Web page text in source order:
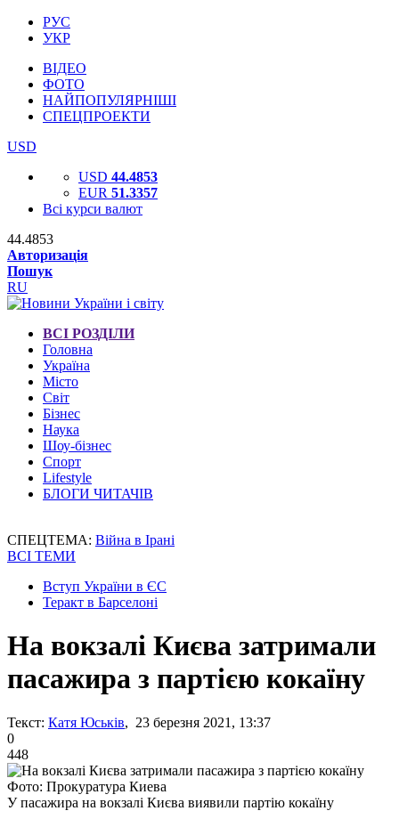
РУС
УКР
ВІДЕО
ФОТО
НАЙПОПУЛЯРНІШІ
СПЕЦПРОЕКТИ
USD
USD 44.4853
EUR 51.3357
Всі курси валют
44.4853
Авторизація
Пошук
RU
ВСІ РОЗДІЛИ
Головна
Україна
Місто
Світ
Бізнес
Наука
Шоу-бізнес
Спорт
Lifestyle
БЛОГИ ЧИТАЧІВ
СПЕЦТЕМА: Війна в Ірані
ВСІ ТЕМИ
Вступ України в ЄС
Теракт в Барселоні
На вокзалі Києва затримали
пасажира з партією кокаїну
Текст: Катя Юськів, 23 березня 2021, 13:37
0
448
Фото: Прокуратура Киева
У пасажира на вокзалі Києва виявили партію кокаїну